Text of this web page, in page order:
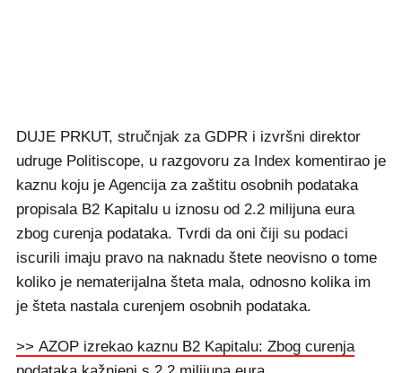
DUJE PRKUT, stručnjak za GDPR i izvršni direktor
udruge Politiscope, u razgovoru za Index komentirao je
kaznu koju je Agencija za zaštitu osobnih podataka
propisala B2 Kapitalu u iznosu od 2.2 milijuna eura
zbog curenja podataka. Tvrdi da oni čiji su podaci
iscurili imaju pravo na naknadu štete neovisno o tome
koliko je nematerijalna šteta mala, odnosno kolika im
je šteta nastala curenjem osobnih podataka.
>> AZOP izrekao kaznu B2 Kapitalu: Zbog curenja